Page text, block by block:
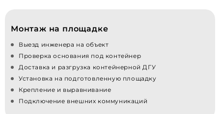
Монтаж на площадке
Выезд инженера на объект
Проверка основания под контейнер
Доставка и разгрузка контейнерной ДГУ
Установка на подготовленную площадку
Крепление и выравнивание
Подключение внешних коммуникаций